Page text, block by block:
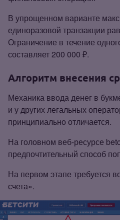
В упрощенном варианте
единоразовой транзакции
Ограничение в течение
составляет 200 000 ₽.
Алгоритм внесения
Механика ввода денег в
и у других легальных
принципиально отличается.
На головном веб‑ресурсе
предпочтительный способ
На первом этапе требуется
счета».